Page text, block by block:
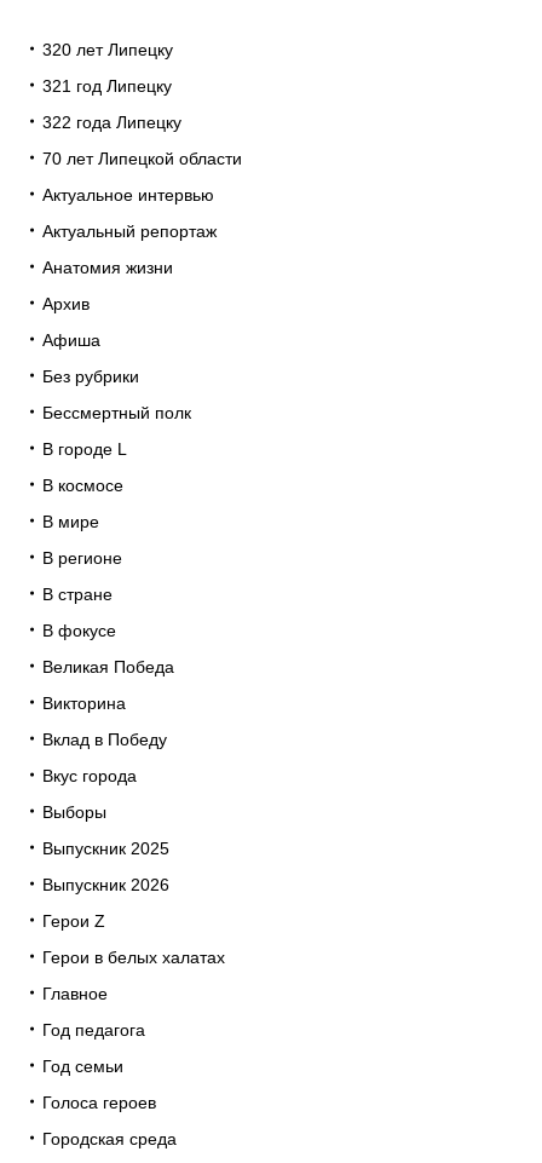
320 лет Липецку
321 год Липецку
322 года Липецку
70 лет Липецкой области
Актуальное интервью
Актуальный репортаж
Анатомия жизни
Архив
Афиша
Без рубрики
Бессмертный полк
В городе L
В космосе
В мире
В регионе
В стране
В фокусе
Великая Победа
Викторина
Вклад в Победу
Вкус города
Выборы
Выпускник 2025
Выпускник 2026
Герои Z
Герои в белых халатах
Главное
Год педагога
Год семьи
Голоса героев
Городская среда